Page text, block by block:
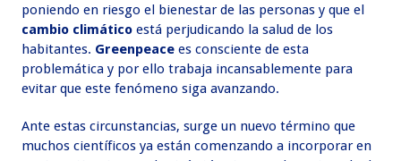
poniendo en riesgo el bienestar de las personas y que el
cambio climático está perjudicando la salud de los
habitantes. Greenpeace es consciente de esta
problemática y por ello trabaja incansablemente para
evitar que este fenómeno siga avanzando.
Ante estas circunstancias, surge un nuevo término que
muchos científicos ya están comenzando a incorporar en